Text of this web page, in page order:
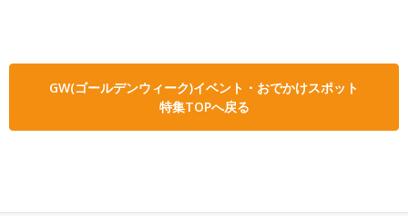
GW(ゴールデンウィーク)イベント・おでかけスポット
特集TOPへ戻る